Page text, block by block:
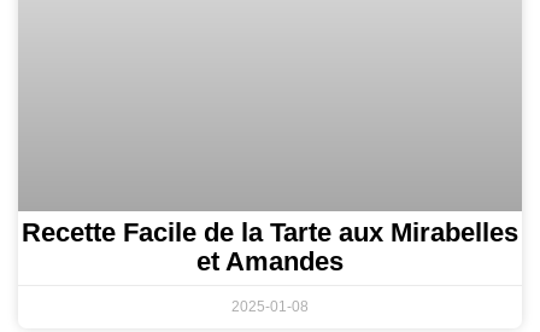
Recette Facile de la Tarte aux Mirabelles
et Amandes
2025-01-08